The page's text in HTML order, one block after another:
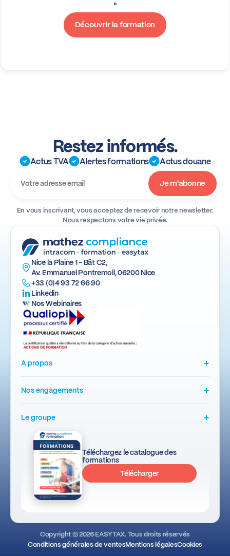
"
Découvrir la formation
Restez informés.
Actus TVA Alertes formations Actus douane
En vous inscrivant, vous acceptez de recevoir notre newsletter.
Nous respectons votre vie privée.
Nice la Plaine 1 - Bât C2,
Av. Emmanuel Pontremoli, 06200 Nice
+33 (0)4 93 72 66 90
Linkedin
Nos Webinaires
A propos +
Nos engagements +
Le groupe +
Téléchargez le catalogue des
formations
Télécharger
Copyright © 2026 EASYTAX. Tous droits réservés
Conditions générales de ventesMentions légalesCookies